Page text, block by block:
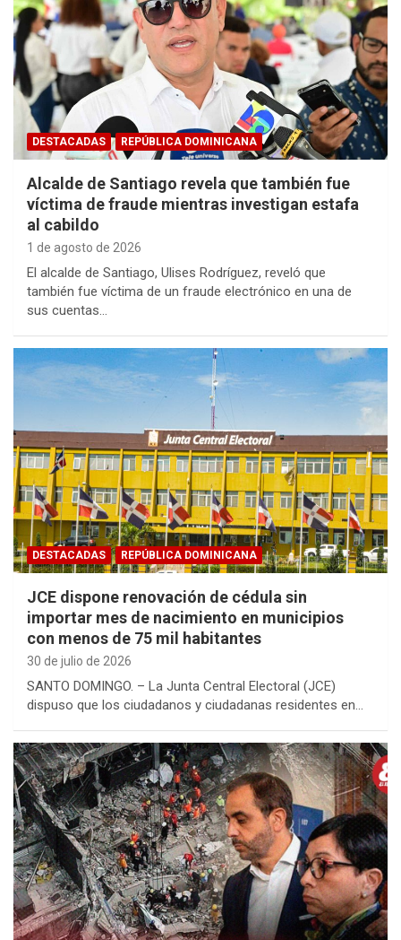
DESTACADAS REPÚBLICA DOMINICANA
Alcalde de Santiago revela que también fue
víctima de fraude mientras investigan estafa
al cabildo
1 de agosto de 2026
El alcalde de Santiago, Ulises Rodríguez, reveló que
también fue víctima de un fraude electrónico en una de
sus cuentas…
DESTACADAS REPÚBLICA DOMINICANA
JCE dispone renovación de cédula sin
importar mes de nacimiento en municipios
con menos de 75 mil habitantes
30 de julio de 2026
SANTO DOMINGO. – La Junta Central Electoral (JCE)
dispuso que los ciudadanos y ciudadanas residentes en…